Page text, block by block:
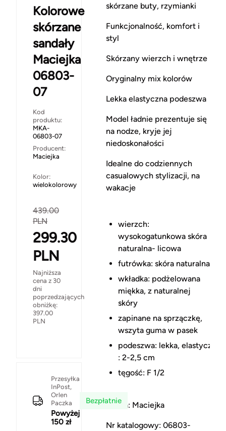
Kolorowe
skórzane
sandały
Maciejka
06803-
07
Kod
produktu:
MKA-
06803-07
Producent:
Maciejka
Kolor:
wielokolorowy
439.00
PLN
299.30
PLN
Najniższa
cena z 30
dni
poprzedzających
obniżkę:
397.00
PLN
Przesyłka
InPost,
Orlen
Paczka
Powyżej
150 zł
Bezpłatnie
skórzane buty, rzymianki
Funkcjonalność, komfort i
styl
Skórzany wierzch i wnętrze
Oryginalny mix kolorów
Lekka elastyczna podeszwa
Model ładnie prezentuje się
na nodze, kryje jej
niedoskonałości
Idealne do codziennych
casualowych stylizacji, na
wakacje
wierzch:
wysokogatunkowa skóra
naturalna- licowa
futrówka: skóra naturalna
wkładka: podżelowana
miękka, z naturalnej
skóry
zapinane na sprzączkę,
wszyta guma w pasek
podeszwa: lekka, elastyczna
: 2-2,5 cm
tęgość: F 1/2
Marka: Maciejka
Nr katalogowy: 06803-